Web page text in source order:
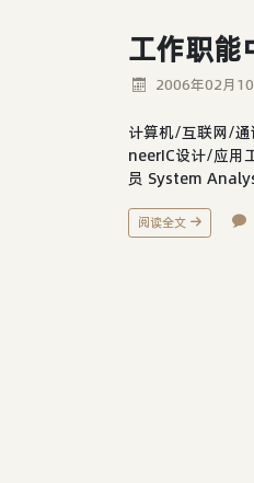
工作职能
2006年02月10
计算机/互联网/
neerIC设计/应
员 System
阅读全文